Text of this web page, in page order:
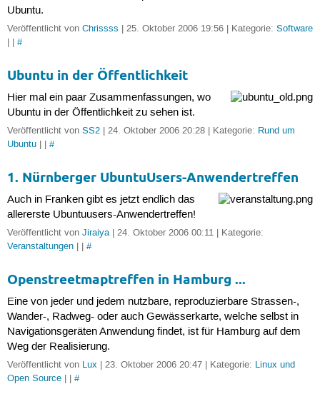
Ubuntu.
Veröffentlicht von Chrissss | 25. Oktober 2006 19:56 | Kategorie: Software
| | #
Ubuntu in der Öffentlichkeit
Hier mal ein paar Zusammenfassungen, wo
Ubuntu in der Öffentlichkeit zu sehen ist.
Veröffentlicht von SS2| 24. Oktober 2006 20:28 | Kategorie: Rund um
Ubuntu| | #
1. Nürnberger UbuntuUsers-Anwendertreffen
Auch in Franken gibt es jetzt endlich das
allererste Ubuntuusers-Anwendertreffen!
Veröffentlicht von Jiraiya| 24. Oktober 2006 00:11 | Kategorie:
Veranstaltungen| | #
Openstreetmaptreffen in Hamburg ...
Eine von jeder und jedem nutzbare, reproduzierbare Strassen-,
Wander-, Radweg- oder auch Gewässerkarte, welche selbst in
Navigationsgeräten Anwendung findet, ist für Hamburg auf dem
Weg der Realisierung.
Veröffentlicht von Lux| 23. Oktober 2006 20:47 | Kategorie: Linux und
Open Source| | #